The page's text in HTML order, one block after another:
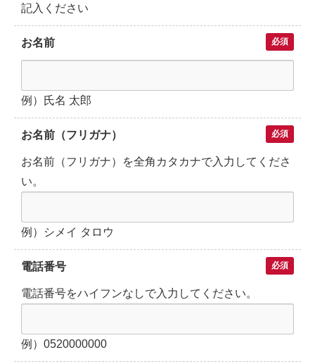
記入ください
お名前 必須
例）氏名 太郎
お名前（フリガナ） 必須
お名前（フリガナ）を全角カタカナで入力してくださ
い。
例）シメイ タロウ
電話番号 必須
電話番号をハイフンなしで入力してください。
例）0520000000